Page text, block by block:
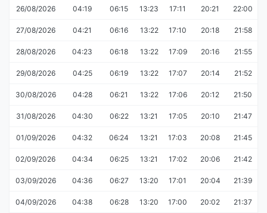
26/08/2026 04:19 06:15 13:23 17:11 20:21 22:00
27/08/2026 04:21 06:16 13:22 17:10 20:18 21:58
28/08/2026 04:23 06:18 13:22 17:09 20:16 21:55
29/08/2026 04:25 06:19 13:22 17:07 20:14 21:52
30/08/2026 04:28 06:21 13:22 17:06 20:12 21:50
31/08/2026 04:30 06:22 13:21 17:05 20:10 21:47
01/09/2026 04:32 06:24 13:21 17:03 20:08 21:45
02/09/2026 04:34 06:25 13:21 17:02 20:06 21:42
03/09/2026 04:36 06:27 13:20 17:01 20:04 21:39
04/09/2026 04:38 06:28 13:20 17:00 20:02 21:37